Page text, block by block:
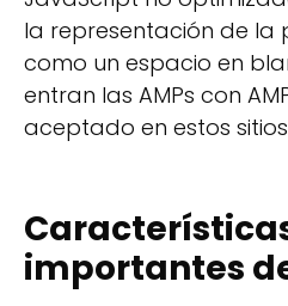
la representación de la
como un espacio en
entran las AMPs con
aceptado en estos
importantes